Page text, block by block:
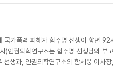
본에 밀항했다가 송환당한 사실 하나
가폭력 피해자 함주명 선생이 향년 92
)인권의학연구소는 함주명 선생님의 부
생과, 인권의학연구소의 함세웅 이사